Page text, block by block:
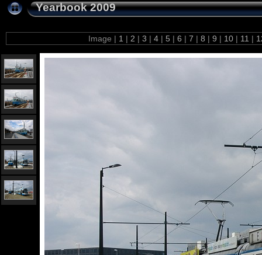
Yearbook 2009
Image | 1 | 2 | 3 | 4 | 5 | 6 | 7 | 8 | 9 | 10 | 11 |